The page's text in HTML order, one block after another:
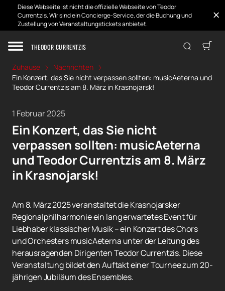
Diese Webseite ist nicht die offizielle Webseite von Teodor
Currentzis. Wir sind ein Concierge-Service, der die Buchung und
Zustellung von Veranstaltungstickets anbietet.
THEODOR CURRENTZIS
Zuhause
Nachrichten
Ein Konzert, das Sie nicht verpassen sollten: musicAeterna und
Teodor Currentzis am 8. März in Krasnojarsk!
1 Februar 2025
Ein Konzert, das Sie nicht
verpassen sollten: musicAeterna
und Teodor Currentzis am 8. März
in Krasnojarsk!
Am 8. März 2025 veranstaltet die Krasnojarsker
Regionalphilharmonie ein lang erwartetes Event für
Liebhaber klassischer Musik – ein Konzert des Chors
und Orchesters musicAeterna unter der Leitung des
herausragenden Dirigenten Teodor Currentzis. Diese
Veranstaltung bildet den Auftakt einer Tournee zum 20-
jährigen Jubiläum des Ensembles.